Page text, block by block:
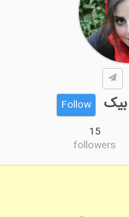
بیک
Follow
15
followers